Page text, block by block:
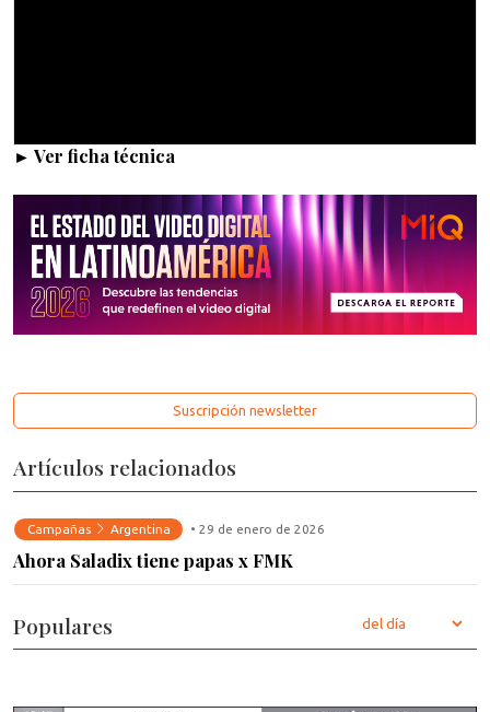
► Ver ficha técnica
Suscripción newsletter
Artículos relacionados
Campañas Argentina • 29 de enero de 2026
Ahora Saladix tiene papas x FMK
Populares